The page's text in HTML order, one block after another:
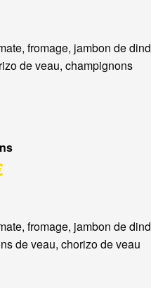
fromage, jambon de
de veau, champignons
fromage, jambon de
de veau, chorizo de veau